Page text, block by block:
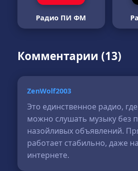
Радио ПИ ФМ
Комментарии (13)
ZenWolf2003
Это единственное радио,
можно слушать музыку без
назойливых объявлений.
работает стабильно, даже
интернете.